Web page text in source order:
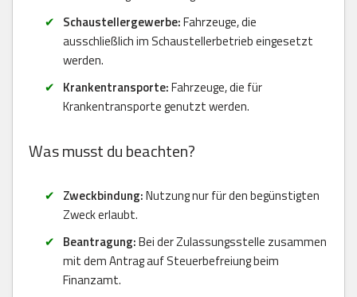
Schaustellergewerbe:Fahrzeuge, die
ausschließlich im Schaustellerbetrieb eingesetzt
werden.
Krankentransporte:Fahrzeuge, die für
Krankentransporte genutzt werden.
Was musst du beachten?
Zweckbindung:Nutzung nur für den begünstigten
Zweck erlaubt.
Beantragung:Bei der Zulassungsstelle zusammen
mit dem Antrag auf Steuerbefreiung beim
Finanzamt.